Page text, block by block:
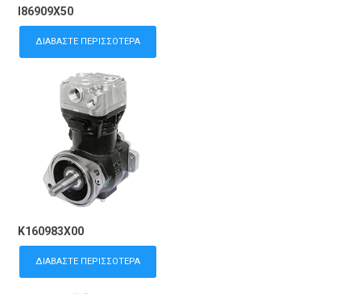
I86909X50
ΔΙΑΒΆΣΤΕ ΠΕΡΙΣΣΌΤΕΡΑ
K160983X00
ΔΙΑΒΆΣΤΕ ΠΕΡΙΣΣΌΤΕΡΑ